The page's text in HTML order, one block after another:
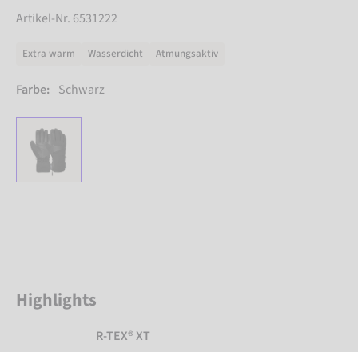
Artikel-Nr. 6531222
Extra warm Wasserdicht Atmungsaktiv
Farbe: Schwarz
Highlights
R-TEX® XT